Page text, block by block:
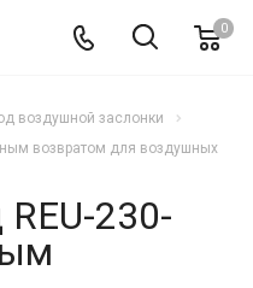
0
воздушной заслонки
возвратом для воздушных
230-